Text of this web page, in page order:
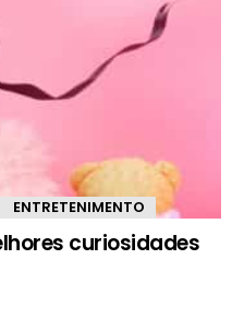
ENTRETENIMENTO
curiosidades